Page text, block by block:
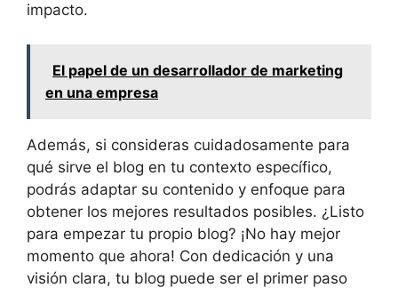
impacto.
El papel de un desarrollador de marketing
en una empresa
Además, si consideras cuidadosamente para
qué sirve el blog en tu contexto específico,
podrás adaptar su contenido y enfoque para
obtener los mejores resultados posibles. ¿Listo
para empezar tu propio blog? ¡No hay mejor
momento que ahora! Con dedicación y una
visión clara, tu blog puede ser el primer paso